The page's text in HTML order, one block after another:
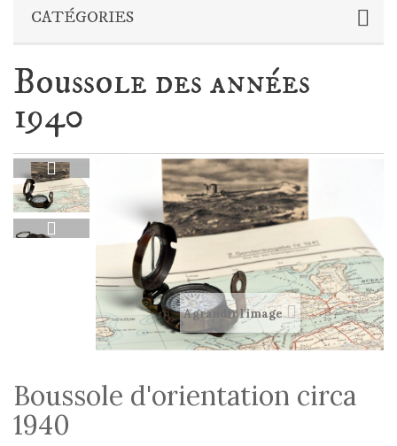
CATÉGORIES
Boussole des années
1940
Agrandir l'image
Boussole d'orientation circa
1940